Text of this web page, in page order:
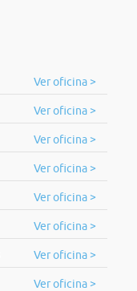
Ver oficina >
Ver oficina >
Ver oficina >
Ver oficina >
Ver oficina >
Ver oficina >
Ver oficina >
Ver oficina >